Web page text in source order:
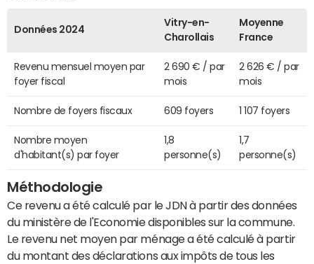
Données 2024
Vitry-en-
Charollais
Moyenne
France
Revenu mensuel moyen par
foyer fiscal
2 690 € / par
mois
2 626 € / par
mois
Nombre de foyers fiscaux 609 foyers 1 107 foyers
Nombre moyen
d'habitant(s) par foyer
1,8
personne(s)
1,7
personne(s)
Méthodologie
Ce revenu a été calculé par le JDN à partir des données
du ministère de l'Economie disponibles sur la commune.
Le revenu net moyen par ménage a été calculé à partir
du montant des déclarations aux impôts de tous les